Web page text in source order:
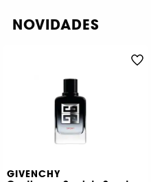
NOVIDADES
GIVENCHY